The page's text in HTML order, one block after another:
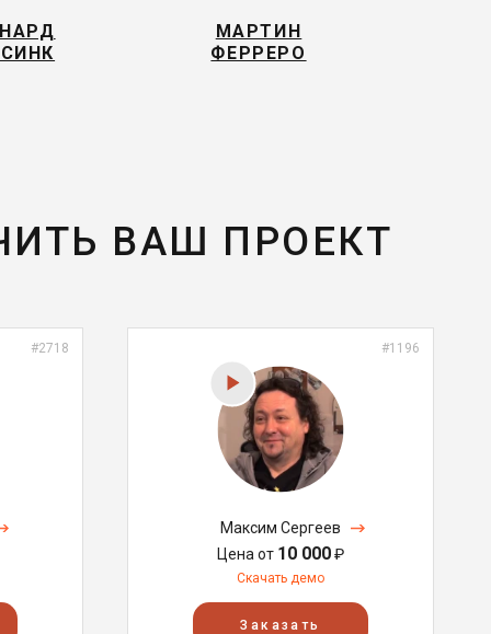
МАРТИН
ФЕРРЕРО
ВАШ ПРОЕКТ
#2718 #1196
Максим Сергеев
Цена от 10 000₽
Скачать демо
Заказать